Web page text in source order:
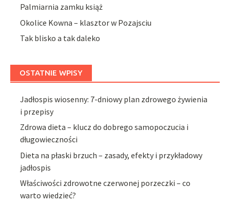
Palmiarnia zamku książ
Okolice Kowna – klasztor w Pozajsciu
Tak blisko a tak daleko
OSTATNIE WPISY
Jadłospis wiosenny: 7-dniowy plan zdrowego żywienia
i przepisy
Zdrowa dieta – klucz do dobrego samopoczucia i
długowieczności
Dieta na płaski brzuch – zasady, efekty i przykładowy
jadłospis
Właściwości zdrowotne czerwonej porzeczki – co
warto wiedzieć?